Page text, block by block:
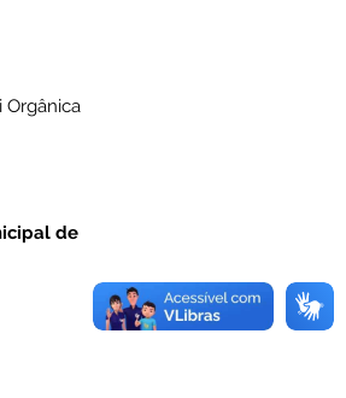
Orgânica
de